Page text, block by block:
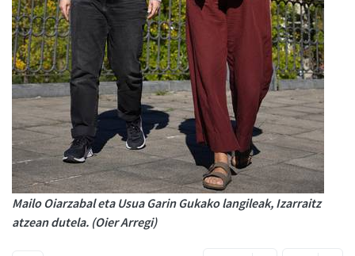
Mailo Oiarzabal eta Usua Garin Gukako langileak, Izarraitz
atzean dutela. (Oier Arregi)